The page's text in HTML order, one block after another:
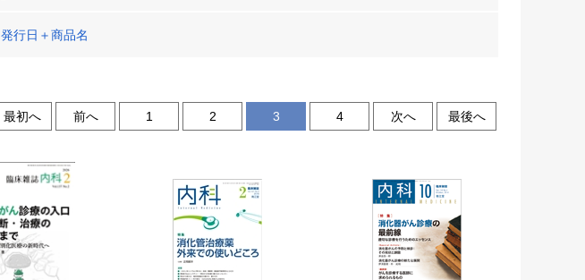
発行日＋商品名
最初へ 前へ 1 2 3 4 次へ 最後へ